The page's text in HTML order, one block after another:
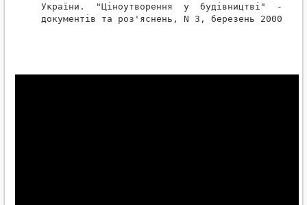
України.  "Ціноутворення  у  будівництві"  -
документів та роз'яснень, N 3, березень 2000